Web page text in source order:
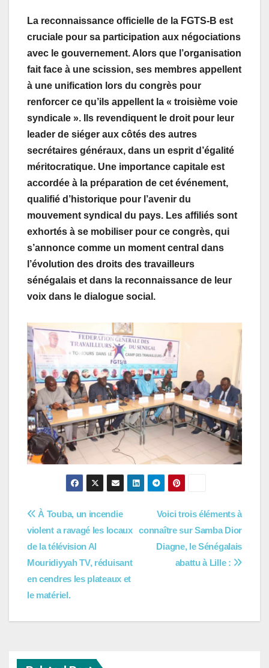
La reconnaissance officielle de la FGTS-B est
cruciale pour sa participation aux négociations
avec le gouvernement. Alors que l’organisation
fait face à une scission, ses membres appellent
à une unification lors du congrès pour
renforcer ce qu’ils appellent la « troisième voie
syndicale ». Ils revendiquent le droit pour leur
leader de siéger aux côtés des autres
secrétaires généraux, dans un esprit d’égalité
méritocratique. Une importance capitale est
accordée à la préparation de cet événement,
qualifié d’historique pour l’avenir du
mouvement syndical du pays. Les affiliés sont
exhortés à se mobiliser pour ce congrès, qui
s’annonce comme un moment central dans
l’évolution des droits des travailleurs
sénégalais et dans la reconnaissance de leur
voix dans le dialogue social.
Navigation
de
l’article
Voici trois éléments à
connaître sur Samba Dior
Diagne, le Sénégalais
abattu à Lille :
À Touba, un incendie
violent a ravagé les locaux
de la télévision Al
Mouridiyyah TV, réduisant
en cendres les plateaux et
le matériel.